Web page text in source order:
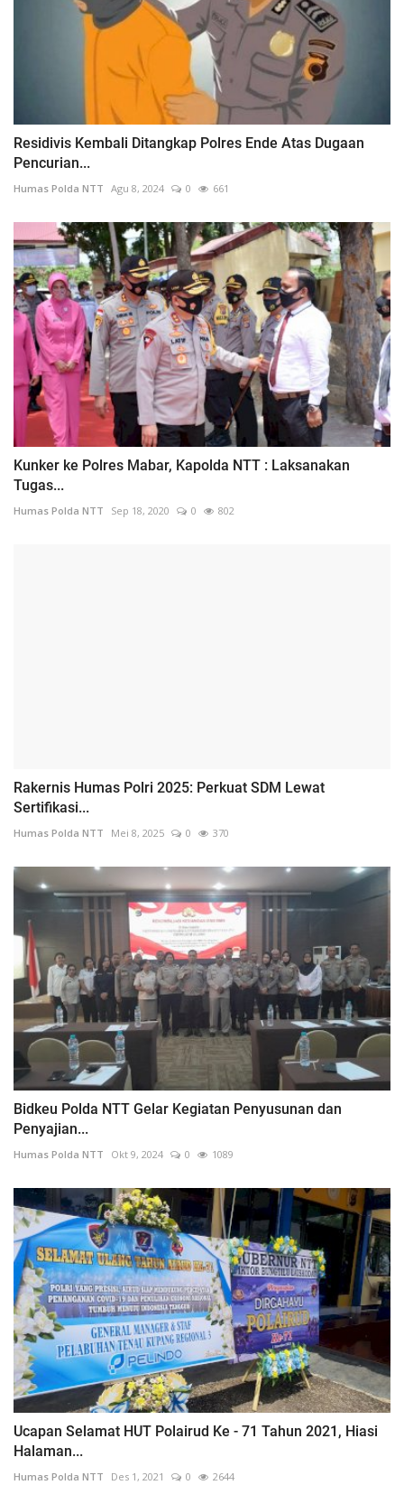
Residivis Kembali Ditangkap Polres Ende Atas Dugaan
Pencurian...
Humas Polda NTT Agu 8, 2024 0 661
Kunker ke Polres Mabar, Kapolda NTT : Laksanakan
Tugas...
Humas Polda NTT Sep 18, 2020 0 802
Rakernis Humas Polri 2025: Perkuat SDM Lewat
Sertifikasi...
Humas Polda NTT Mei 8, 2025 0 370
Bidkeu Polda NTT Gelar Kegiatan Penyusunan dan
Penyajian...
Humas Polda NTT Okt 9, 2024 0 1089
Ucapan Selamat HUT Polairud Ke - 71 Tahun 2021, Hiasi
Halaman...
Humas Polda NTT Des 1, 2021 0 2644